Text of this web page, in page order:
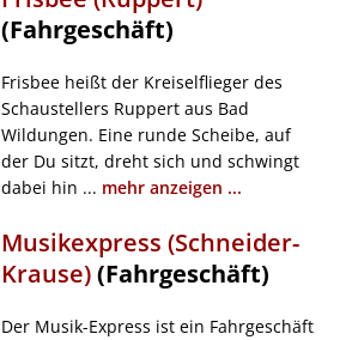
(Fahrgeschäft)
Frisbee heißt der Kreiselflieger des
Schaustellers Ruppert aus Bad
Wildungen. Eine runde Scheibe, auf
der Du sitzt, dreht sich und schwingt
dabei hin ... mehr anzeigen ...
Musikexpress (Schneider-
Krause)(Fahrgeschäft)
Der Musik-Express ist ein Fahrgeschäft